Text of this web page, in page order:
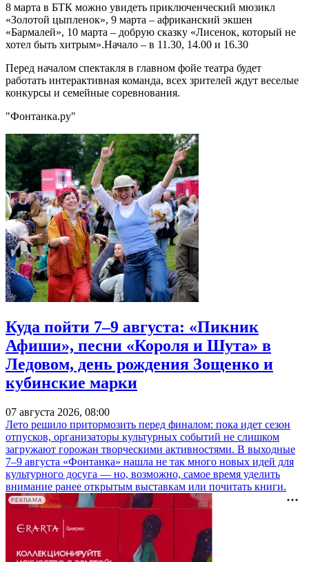
8 марта в БТК можно увидеть приключенческий мюзикл
«Золотой цыпленок», 9 марта – африканский экшен
«Бармалей», 10 марта – добрую сказку «Лисенок, который не
хотел быть хитрым».Начало – в 11.30, 14.00 и 16.30
Перед началом спектакля в главном фойе театра будет
работать интерактивная команда, всех зрителей ждут веселые
конкурсы и семейные соревнования.
"Фонтанка.ру"
Куда пойти 7–9 августа: «Пикник
Афиши», песни «Короля и Шута» в
Ледовом, день рождения Зощенко и
кубинские марки
07 августа 2026, 08:00
Лето решило притормозить перед финалом: пока идет сезон
отпусков, организаторы культурных событий не слишком
загружают горожан творческими активностями. В выходные
7–9 августа «Фонтанка» нашла не так много новых идей для
культурного досуга — но, возможно, самое время уделить
внимание ранее открытым выставкам или почитать книги.
РЕКЛАМА